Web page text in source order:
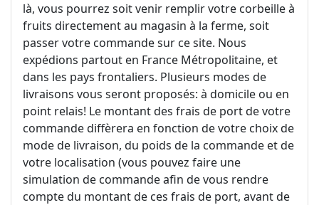
là, vous pourrez soit venir remplir votre corbeille à
fruits directement au magasin à la ferme, soit
passer votre commande sur ce site. Nous
expédions partout en France Métropolitaine, et
dans les pays frontaliers. Plusieurs modes de
livraisons vous seront proposés: à domicile ou en
point relais! Le montant des frais de port de votre
commande diffèrera en fonction de votre choix de
mode de livraison, du poids de la commande et de
votre localisation (vous pouvez faire une
simulation de commande afin de vous rendre
compte du montant de ces frais de port, avant de